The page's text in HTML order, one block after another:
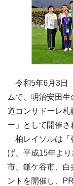
令和5年6月3日
ムで、明治安田
道コンサドーレ
ー」として開催さ
柏レイソルは「
げ、平成15年よ
市、鎌ケ谷市、
ントを開催し、